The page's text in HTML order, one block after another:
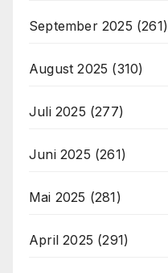
September 2025 (261)
August 2025 (310)
Juli 2025 (277)
Juni 2025 (261)
Mai 2025 (281)
April 2025 (291)